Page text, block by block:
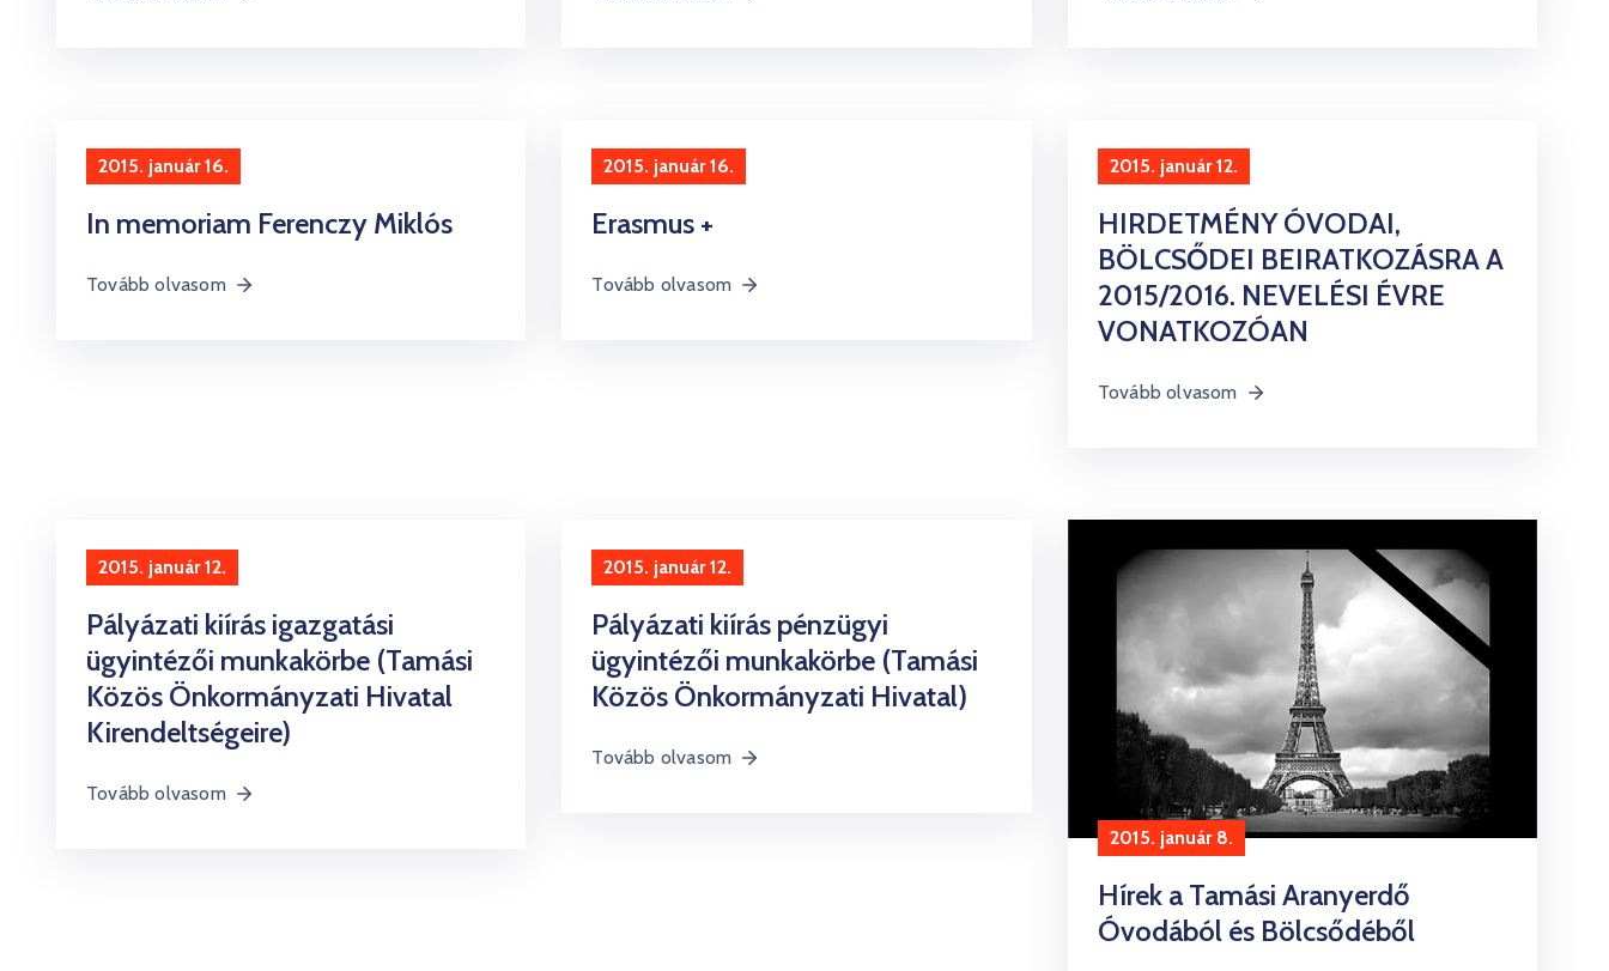
2015. január 16.
In memoriam Ferenczy Miklós
Tovább olvasom
2015. január 16.
Erasmus +
Tovább olvasom
2015. január 12.
HIRDETMÉNY ÓVODAI,
BÖLCSŐDEI BEIRATKOZÁSRA A
2015/2016. NEVELÉSI ÉVRE
VONATKOZÓAN
Tovább olvasom
2015. január 12.
Pályázati kiírás igazgatási
ügyintézői munkakörbe (Tamási
Közös Önkormányzati Hivatal
Kirendeltségeire)
Tovább olvasom
2015. január 12.
Pályázati kiírás pénzügyi
ügyintézői munkakörbe (Tamási
Közös Önkormányzati Hivatal)
Tovább olvasom
2015. január 8.
Hírek a Tamási Aranyerdő
Óvodából és Bölcsődéből